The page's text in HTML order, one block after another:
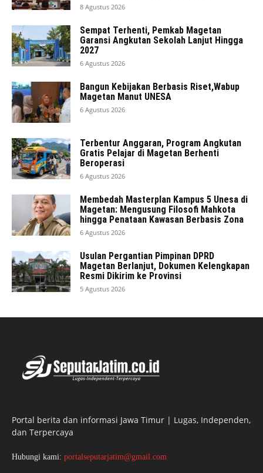
8 Agustus 2026
Sempat Terhenti, Pemkab Magetan
Garansi Angkutan Sekolah Lanjut Hingga
2027
6 Agustus 2026
Bangun Kebijakan Berbasis Riset,Wabup
Magetan Manut UNESA
6 Agustus 2026
Terbentur Anggaran, Program Angkutan
Gratis Pelajar di Magetan Berhenti
Beroperasi
6 Agustus 2026
Membedah Masterplan Kampus 5 Unesa di
Magetan: Mengusung Filosofi Mahkota
hingga Penataan Kawasan Berbasis Zona
6 Agustus 2026
Usulan Pergantian Pimpinan DPRD
Magetan Berlanjut, Dokumen Kelengkapan
Resmi Dikirim ke Provinsi
5 Agustus 2026
Portal berita dan informasi Jawa Timur | Lugas, Independen,
dan Terpercaya
Hubungi kami: portalseputarjatim@gmail.com